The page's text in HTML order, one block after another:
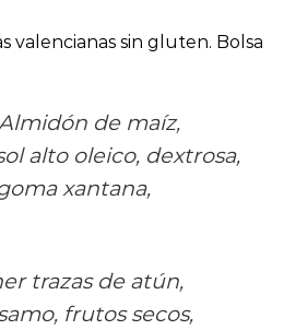
valencianas sin gluten. Bolsa
de maíz,
alto oleico, dextrosa,
xantana,
trazas de atún,
frutos secos,